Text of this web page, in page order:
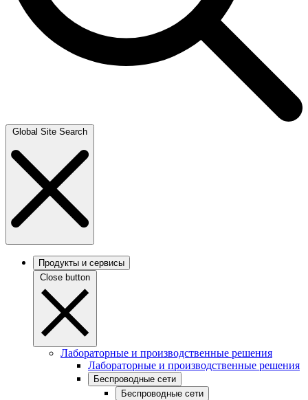
Global Site Search
Продукты и сервисы
Close button
Лабораторные и производственные решения
Лабораторные и производственные решения
Беспроводные сети
Беспроводные сети